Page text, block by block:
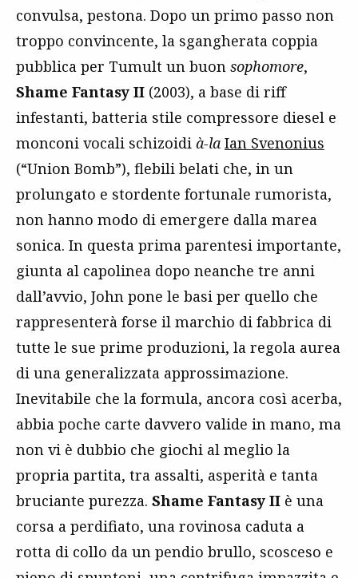
convulsa, pestona. Dopo un primo passo non
troppo convincente, la sgangherata coppia
pubblica per Tumult un buon sophomore,
Shame Fantasy II (2003), a base di riff
infestanti, batteria stile compressore diesel e
monconi vocali schizoidi à-la Ian Svenonius
(“Union Bomb”), flebili belati che, in un
prolungato e stordente fortunale rumorista,
non hanno modo di emergere dalla marea
sonica. In questa prima parentesi importante,
giunta al capolinea dopo neanche tre anni
dall’avvio, John pone le basi per quello che
rappresenterà forse il marchio di fabbrica di
tutte le sue prime produzioni, la regola aurea
di una generalizzata approssimazione.
Inevitabile che la formula, ancora così acerba,
abbia poche carte davvero valide in mano, ma
non vi è dubbio che giochi al meglio la
propria partita, tra assalti, asperità e tanta
bruciante purezza. Shame Fantasy II è una
corsa a perdifiato, una rovinosa caduta a
rotta di collo da un pendio brullo, scosceso e